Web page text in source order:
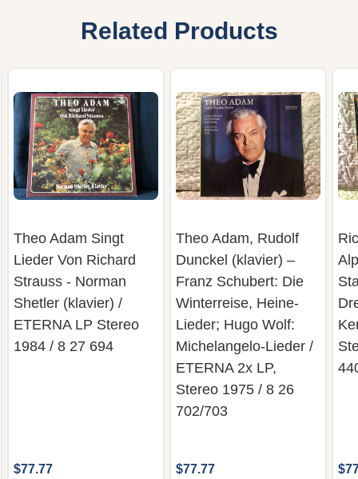
Related Products
Theo Adam Singt
Lieder Von Richard
Strauss - Norman
Shetler (klavier) /
ETERNA LP Stereo
1984 / 8 27 694
$77.77
Theo Adam, Rudolf
Dunckel (klavier) –
Franz Schubert: Die
Winterreise, Heine-
Lieder; Hugo Wolf:
Michelangelo-Lieder /
ETERNA 2x LP,
Stereo 1975 / 8 26
702/703
$77.77